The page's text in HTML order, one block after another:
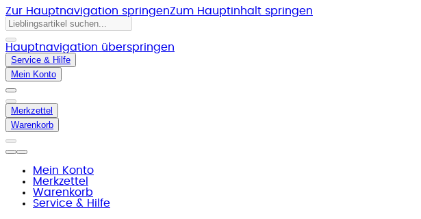
Zur Hauptnavigation springenZum Hauptinhalt springen
Hauptnavigation überspringen
Service & Hilfe
Mein Konto
Merkzettel
Warenkorb
Mein Konto
Merkzettel
Warenkorb
Service & Hilfe